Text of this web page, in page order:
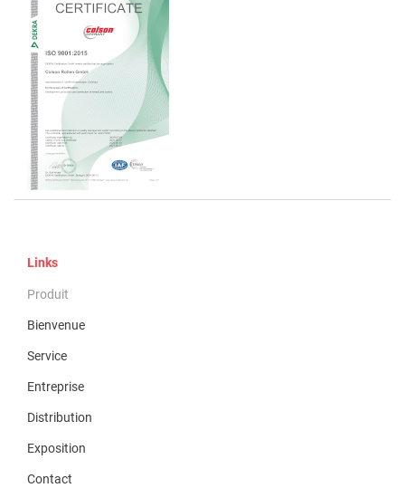
Links
Produit
Bienvenue
Service
Entreprise
Distribution
Exposition
Contact